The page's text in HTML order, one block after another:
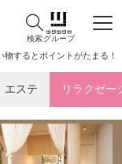
検索グループ
物するとポイントがたまる！
エステ リラクゼー